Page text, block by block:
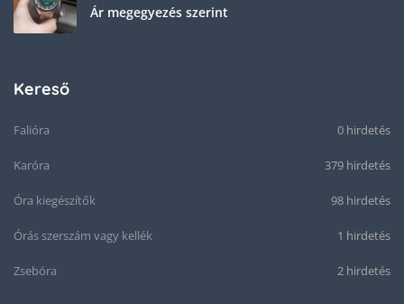
Ár megegyezés szerint
Kereső
Falióra 0 hirdetés
Karóra 379 hirdetés
Óra kiegészítők 98 hirdetés
Órás szerszám vagy kellék 1 hirdetés
Zsebóra 2 hirdetés